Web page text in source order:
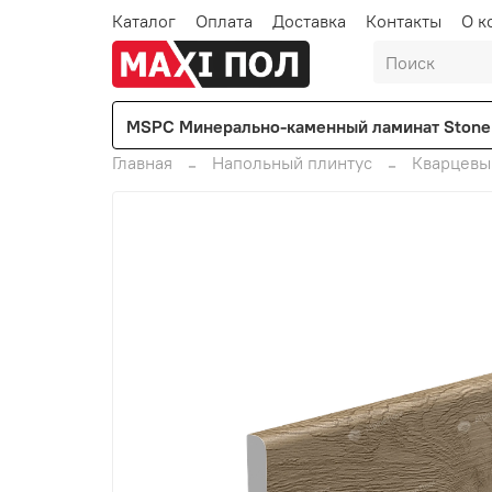
Каталог Оплата Доставка Контакты О
MSPC Минерально-каменный ламинат
Главная
Напольный плинтус